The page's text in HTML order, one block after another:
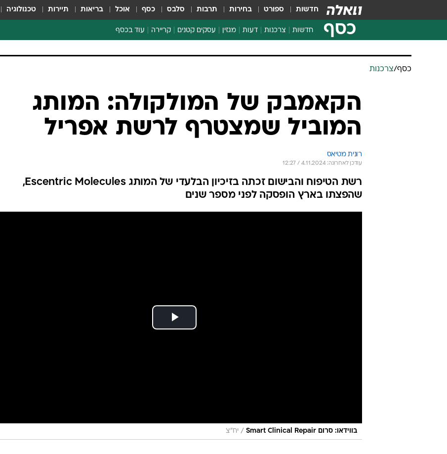
חדשות ספורט בחירות תרבות סלבס כסף אוכל בריאות תיירות טכנולוגיה
כסף חדשות צרכנות
צרכנות פיננסית
דעות מגזין עסקים קטנים קריירה עוד בכסף
קריפטו
הלאונג'
ספורט ביזנס
כסף/צרכנות
הקאמבק של המולקולה: המותג
המוביל שמצטרף לרשת אפריל
רונית מטיאס
עודכן לאחרונה: 4.11.2024 / 12:27
רשת הטיפוח והבישום זכתה בזיכיון הבלעדי של המותג Escentric Molecules,
שהפצתו בארץ הופסקה לפני מספר שנים
בווידאו: סרום Smart Clinical Repair / יח"צ